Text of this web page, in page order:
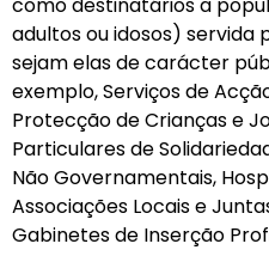
como destinatários a
adultos ou idosos) servida
sejam elas de carácter
exemplo, Serviços de
Protecção de Crianças e
Particulares de
Não Governamentais,
Associações Locais e
Gabinetes de Inserção